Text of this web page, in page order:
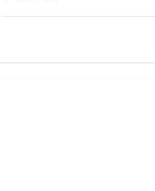
Festékek és Eszközök